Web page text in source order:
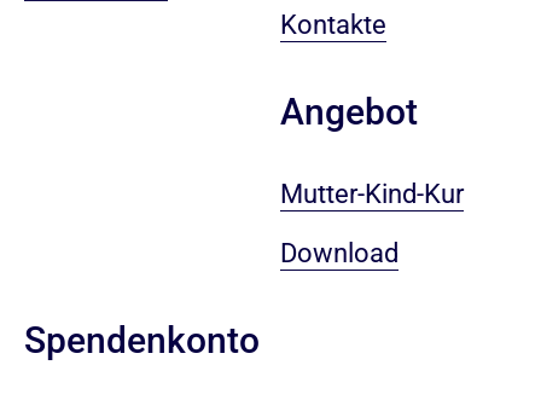
Kontakte
Angebot
Mutter-Kind-Kur
Download
Spendenkonto